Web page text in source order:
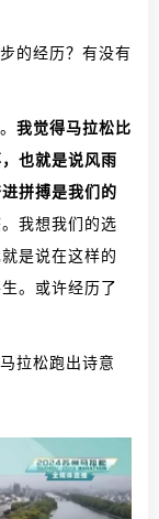
的经历？有没有
我觉得马拉松比
也就是说风雨
拼搏是我们的
我想我们的选
是说在这样的
。或许经历了
拉松跑出诗意